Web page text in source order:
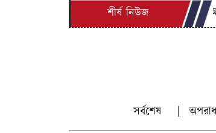
শীর্ষ নিউজবিশ্বনাথে
সর্বশেষ